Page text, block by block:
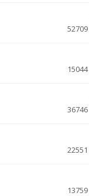
52709
15044
36746
22551
13759